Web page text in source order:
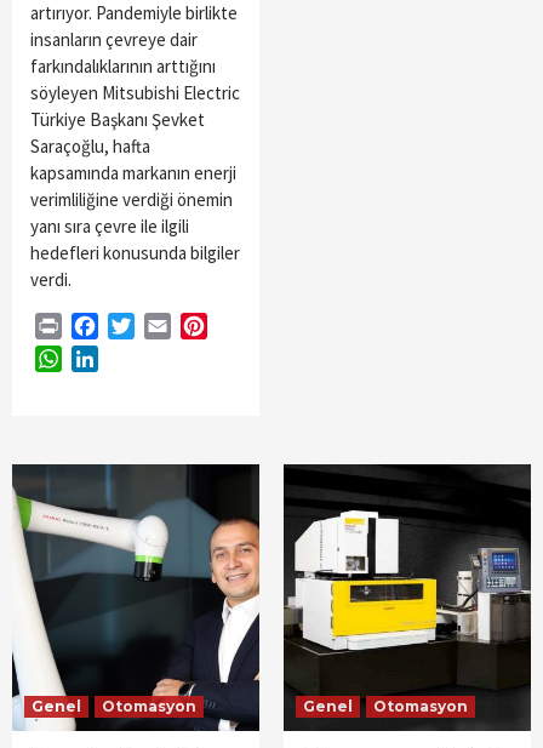
artırıyor. Pandemiyle birlikte
insanların çevreye dair
farkındalıklarının arttığını
söyleyen Mitsubishi Electric
Türkiye Başkanı Şevket
Saraçoğlu, hafta
kapsamında markanın enerji
verimliliğine verdiği önemin
yanı sıra çevre ile ilgili
hedefleri konusunda bilgiler
verdi.
Print FacebookTwitterEmail
WhatsApp
Genel Otomasyon Genel Otomasyon